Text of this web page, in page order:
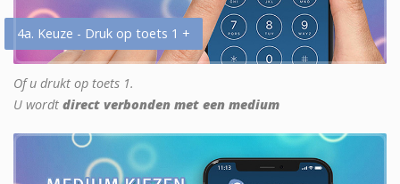
4a. Keuze - Druk op toets 1 +
Of u drukt op toets 1.
U wordt direct verbonden met een medium